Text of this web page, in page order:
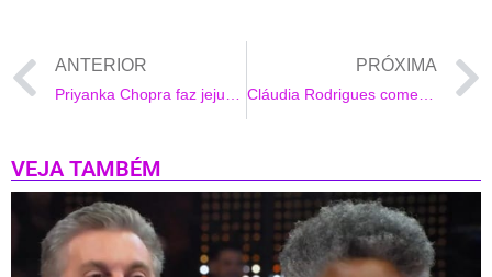
ANTERIOR
Priyanka Chopra faz jejum e se declara para Nick Jonas: ‘Meu tudo’
PRÓXIMA
Cláudia Rodrigues comemora ao receber alta do hospital
VEJA TAMBÉM